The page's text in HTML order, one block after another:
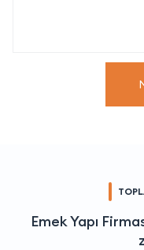
Emek Yapı